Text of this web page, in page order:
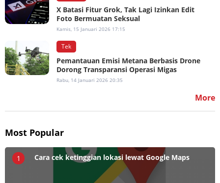
X Batasi Fitur Grok, Tak Lagi Izinkan Edit
Foto Bermuatan Seksual
Kamis, 15 Januari 2026 17:15
Tek
Pemantauan Emisi Metana Berbasis Drone
Dorong Transparansi Operasi Migas
Rabu, 14 Januari 2026 20:35
More
Most Popular
1 Cara cek ketinggian lokasi lewat Google Maps